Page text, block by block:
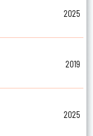
2025
2019
2025